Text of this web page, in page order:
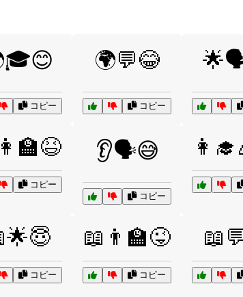
コピー
🌍💬😂
コピー
コピー
👂🗣️😅
コピー
コピー
📖👨‍🏫😜
コピー